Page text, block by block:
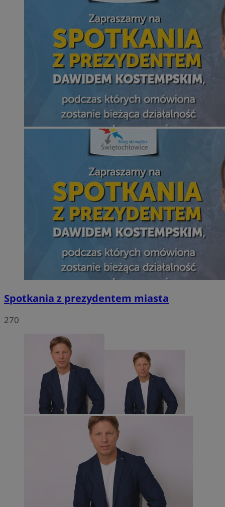
Spotkania z prezydentem miasta
270